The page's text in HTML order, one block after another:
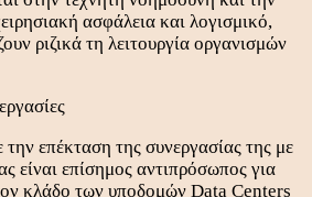
ασφάλεια και λογισμικό,
ριζικά τη λειτουργία οργανισμών
επέκταση της συνεργασίας της με
είναι επίσημος αντιπρόσωπος για
κλάδο των υποδομών Data Centers